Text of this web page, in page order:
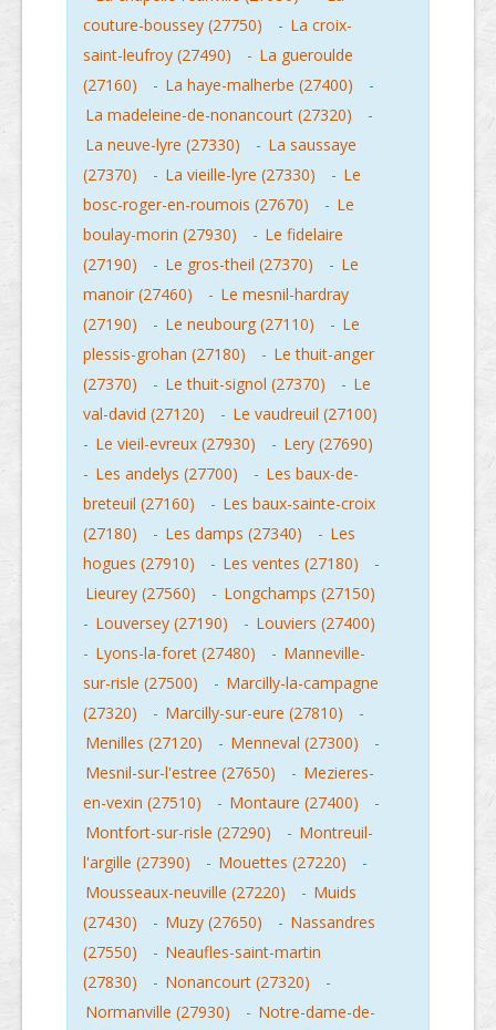
couture-boussey (27750)
- La croix-
saint-leufroy (27490)
- La gueroulde
(27160)
- La haye-malherbe (27400)
-
La madeleine-de-nonancourt (27320)
-
La neuve-lyre (27330)
- La saussaye
(27370)
- La vieille-lyre (27330) - Le
bosc-roger-en-roumois (27670)
- Le
boulay-morin (27930)
- Le fidelaire
(27190)
- Le gros-theil (27370) - Le
manoir (27460)
- Le mesnil-hardray
(27190)
- Le neubourg (27110) - Le
plessis-grohan (27180)
- Le thuit-anger
(27370)
- Le thuit-signol (27370) - Le
val-david (27120)
- Le vaudreuil (27100)
- Le vieil-evreux (27930) - Lery (27690)
- Les andelys (27700) - Les baux-de-
breteuil (27160)
- Les baux-sainte-croix
(27180)
- Les damps (27340) - Les
hogues (27910)
- Les ventes (27180)
-
Lieurey (27560)
- Longchamps (27150)
- Louversey (27190) - Louviers (27400)
- Lyons-la-foret (27480) - Manneville-
sur-risle (27500)
- Marcilly-la-campagne
(27320)
- Marcilly-sur-eure (27810)
-
Menilles (27120)
- Menneval (27300)
-
Mesnil-sur-l'estree (27650)
- Mezieres-
en-vexin (27510)
- Montaure (27400)
-
Montfort-sur-risle (27290)
- Montreuil-
l'argille (27390)
- Mouettes (27220)
-
Mousseaux-neuville (27220)
- Muids
(27430)
- Muzy (27650) - Nassandres
(27550)
- Neaufles-saint-martin
(27830)
- Nonancourt (27320)
-
Normanville (27930)
- Notre-dame-de-